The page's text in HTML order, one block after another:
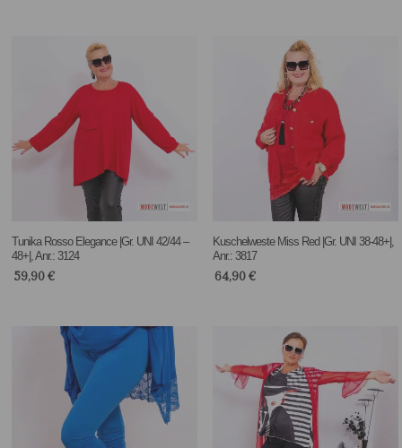
Tunika Rosso Elegance |Gr. UNI 42/44 –
48+|, Anr.: 3124
59,90€
Kuschelweste Miss Red |Gr. UNI 38-48+|,
Anr.: 3817
64,90€